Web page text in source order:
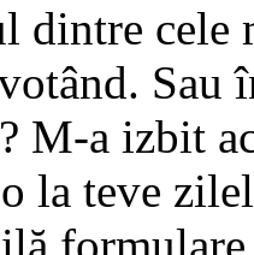
dintre
Sau
M-a izbit
la teve